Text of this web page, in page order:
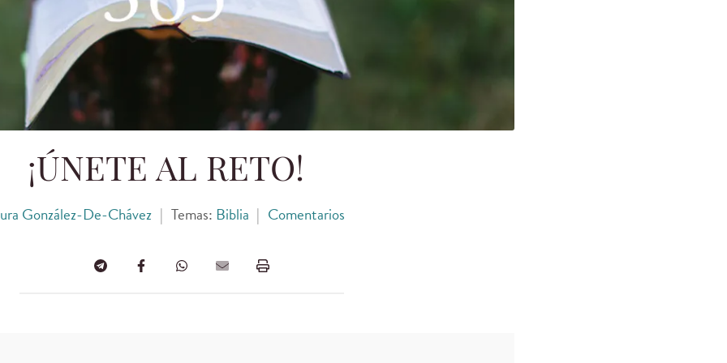
¡ÚNETE AL RETO!
González-De-Chávez | Temas: Biblia | Comentarios